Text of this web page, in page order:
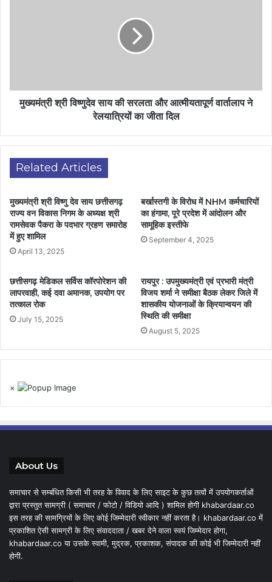
मुख्यमंत्री श्री विष्णुदेव साय की सरलता और आत्मीयतापूर्ण वार्तालाप ने
रेलयात्रियों का जीता दिल
Related Articles
मुख्यमंत्री श्री विष्णु देव साय छत्तीसगढ़
राज्य वन विकास निगम के अध्यक्ष श्री
रामसेवक पैकरा के पदभार ग्रहण समारोह
में हुए शामिल
April 13, 2025
बर्खास्तगी के विरोध में NHM कर्मचारियों
का हंगामा, पूरे प्रदेश में आंदोलन और
सामूहिक इस्तीफे
September 4, 2025
छत्तीसगढ़ मेडिकल सर्विस कॉरपोरेशन की
लापरवाही, कई दवा अमानक, उपयोग पर
तत्काल रोक
July 15, 2025
रायपुर : उपमुख्यमंत्री एवं प्रभारी मंत्री
विजय शर्मा ने समीक्षा बैठक लेकर जिले में
शासकीय योजनाओं के क्रियान्वयन की
स्थिति की समीक्षा
August 5, 2025
×
About Us
समाचार से सम्बंधित किसी भी तरह के विवाद के लिए साइट के कुछ तत्वों में उपयोगकर्ताओं
द्वारा प्रस्तुत सामग्री ( समाचार / फोटो / विडियो आदि ) शामिल होगी khabardaar.co
इस तरह की सामग्रियों के लिए कोई जिम्मेदारी स्वीकार नहीं करता है। khabardaar.co में
प्रकाशित ऐसी सामग्री के लिए संवाददाता / खबर देने वाला स्वयं जिम्मेदार होगा,
khabardaar.co या उसके स्वामी, मुद्रक, प्रकाशक, संपादक की कोई भी जिम्मेदारी नहीं
होगी.